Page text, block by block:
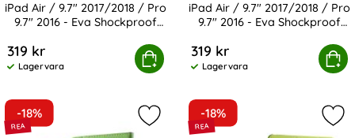
iPad Air / 9.7" 2017/2018 / Pro
9.7" 2016 - Eva Shockproof
319 kr
Tillgänglighet:
Lagervara
Köp
2017/2018 / Pro 9.7" 2016 - Eva Shockproof Skal -
iPad Air / 9.7" 2017/2018 / Pro
9.7" 2016 - Eva Shockproof
319 kr
Tillgänglighet:
Lagervara
Köp
iPad Air / 9.7" 2017/2018 / Pro 9.7"
-18%
Markera iPad Air / 9.7" 2017/2018
-18%